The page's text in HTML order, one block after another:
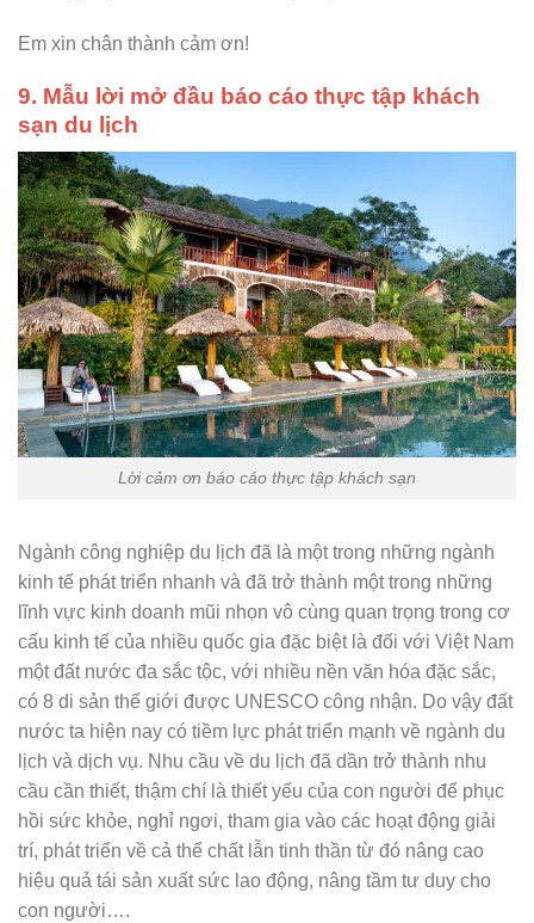
Em xin chân thành cảm ơn!
9. Mẫu lời mở đầu báo cáo thực tập khách
sạn du lịch
Lời cảm ơn báo cáo thực tập khách sạn
Ngành công nghiệp du lịch đã là một trong những ngành
kinh tế phát triển nhanh và đã trở thành một trong những
lĩnh vực kinh doanh mũi nhọn vô cùng quan trọng trong cơ
cấu kinh tế của nhiều quốc gia đặc biệt là đối với Việt Nam
một đất nước đa sắc tộc, với nhiều nền văn hóa đặc sắc,
có 8 di sản thế giới được UNESCO công nhận. Do vậy đất
nước ta hiện nay có tiềm lực phát triển mạnh về ngành du
lịch và dịch vụ. Nhu cầu về du lịch đã dần trở thành nhu
cầu cần thiết, thậm chí là thiết yếu của con người để phục
hồi sức khỏe, nghỉ ngơi, tham gia vào các hoạt động giải
trí, phát triển về cả thể chất lẫn tinh thần từ đó nâng cao
hiệu quả tái sản xuất sức lao động, nâng tầm tư duy cho
con người….